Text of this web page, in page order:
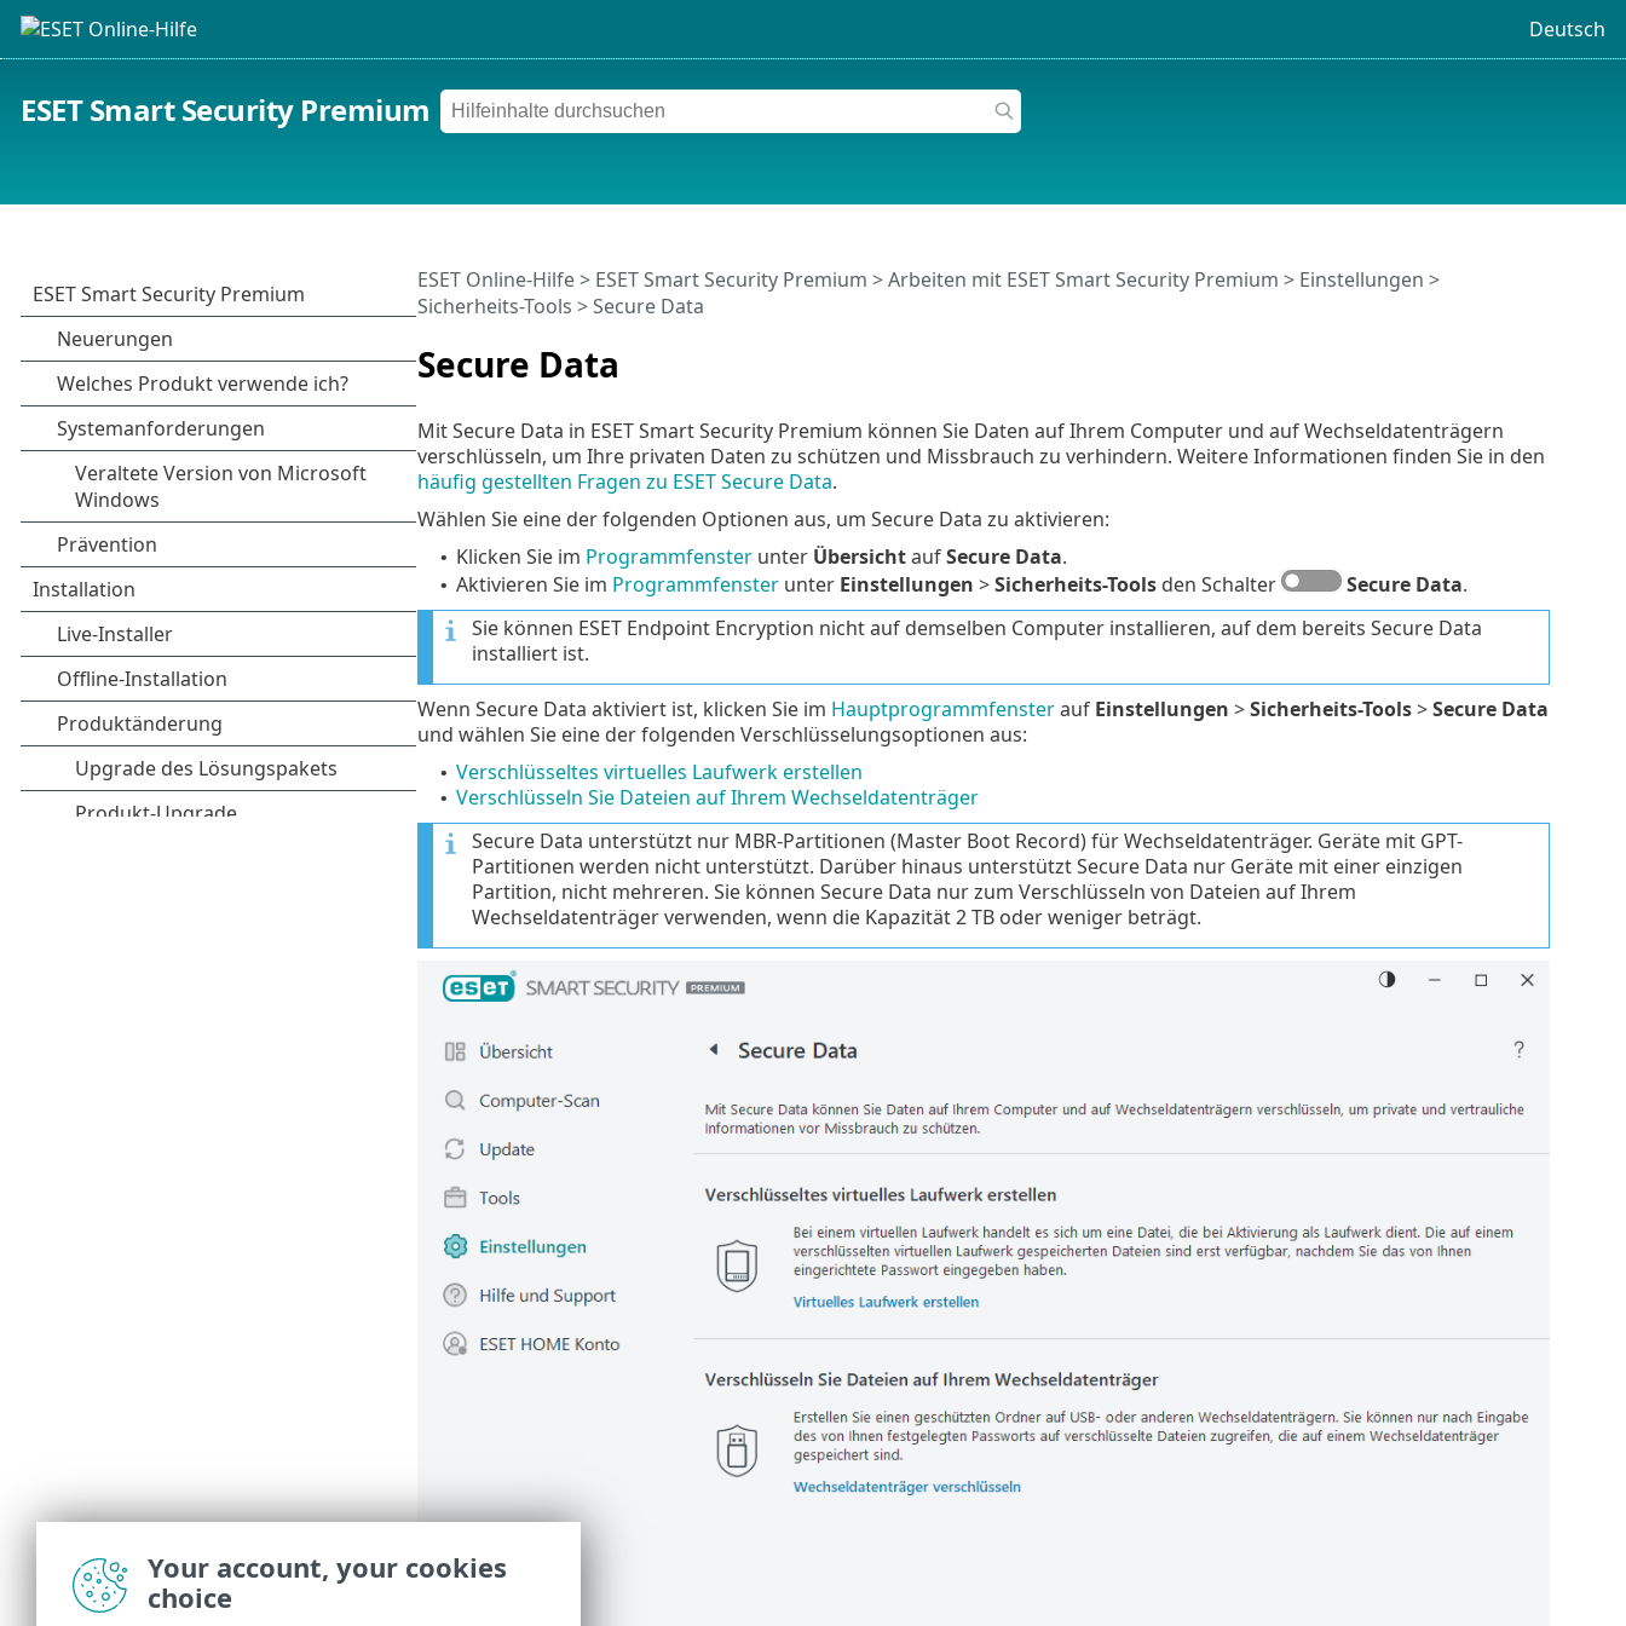
Deutsch
ESET Smart Security Premium
Secure Data
ESET Online-Hilfe> ESET Smart Security Premium >Arbeiten mit ESET Smart Security Premium > Einstellungen >
Sicherheits-Tools > Secure Data
Mit Secure Data in ESET Smart Security Premium können Sie Daten auf Ihrem Computer und auf Wechseldatenträgern
verschlüsseln, um Ihre privaten Daten zu schützen und Missbrauch zu verhindern. Weitere Informationen finden Sie in den
häufig gestellten Fragen zu ESET Secure Data.
Wählen Sie eine der folgenden Optionen aus, um Secure Data zu aktivieren:
• Klicken Sie im Programmfensterunter ÜbersichtaufSecure Data.
• Aktivieren Sie im Programmfensterunter Einstellungen >Sicherheits-Toolsden Schalter Secure Data.
Sie können ESET Endpoint Encryption nicht auf demselben Computer installieren, auf dem bereits Secure Data
installiert ist.
Wenn Secure Data aktiviert ist, klicken Sie im Hauptprogrammfensterauf Einstellungen >Sicherheits-Tools>Secure Data
und wählen Sie eine der folgenden Verschlüsselungsoptionen aus:
• Verschlüsseltes virtuelles Laufwerk erstellen
• Verschlüsseln Sie Dateien auf Ihrem Wechseldatenträger
Secure Data unterstützt nur MBR-Partitionen (Master Boot Record) für Wechseldatenträger. Geräte mit GPT-
Partitionen werden nicht unterstützt. Darüber hinaus unterstützt Secure Data nur Geräte mit einer einzigen
Partition, nicht mehreren. Sie können Secure Data nur zum Verschlüsseln von Dateien auf Ihrem
Wechseldatenträger verwenden, wenn die Kapazität 2 TB oder weniger beträgt.
Your account, your cookies
choice